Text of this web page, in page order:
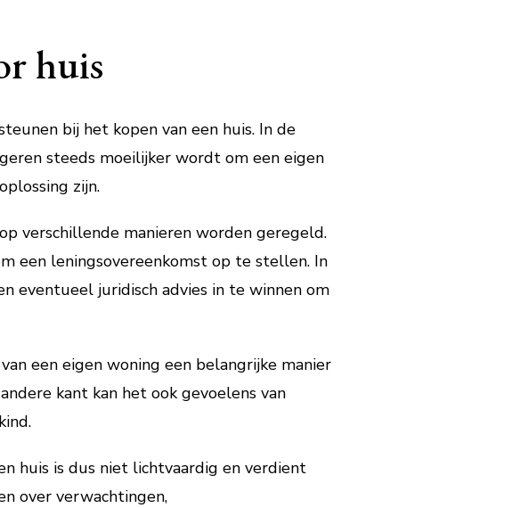
huis
bij het kopen van een huis. In de
steeds moeilijker wordt om een eigen
zijn.
verschillende manieren worden geregeld.
een leningsovereenkomst op te stellen. In
eventueel juridisch advies in te winnen om
een eigen woning een belangrijke manier
kant kan het ook gevoelens van
huis is dus niet lichtvaardig en verdient
over verwachtingen,